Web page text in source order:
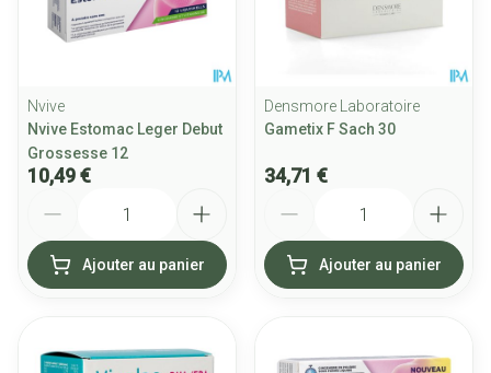
Nvive
Nvive Estomac Leger Debut
Grossesse 12
10,49 €
Ajouter au panier
Densmore Laboratoire
Gametix F Sach 30
34,71 €
Ajouter au panier